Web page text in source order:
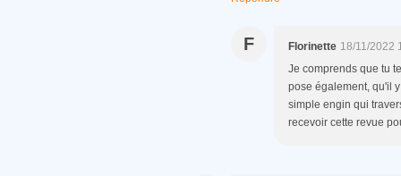
F Florinette 18/11/2022
Je comprends que tu
pose également, qu'il
simple engin qui
recevoir cette revue